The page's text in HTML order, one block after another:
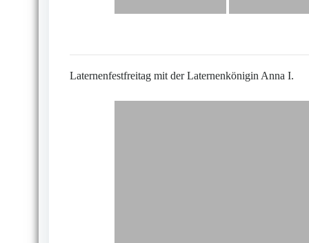
Laternenfestfreitag mit der Laternenkönigin Anna I.